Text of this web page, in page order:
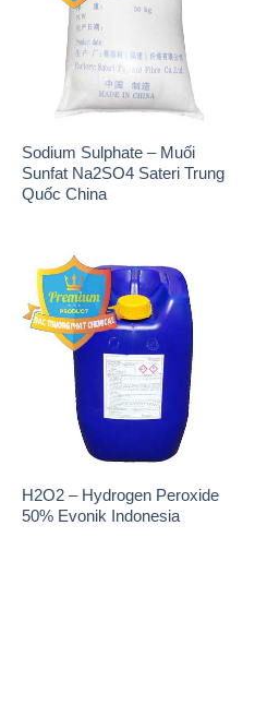
Sodium Sulphate – Muối
Sunfat Na2SO4 Sateri Trung
Quốc China
H2O2 – Hydrogen Peroxide
50% Evonik Indonesia